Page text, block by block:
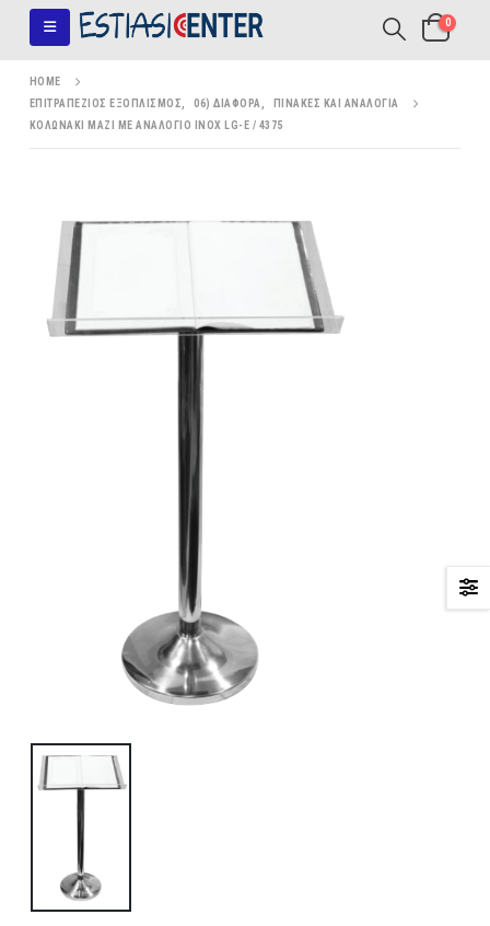
0
HOME
ΕΠΙΤΡΑΠΈΖΙΟΣ ΕΞΟΠΛΙΣΜΌΣ
06) ΔΙΆΦΟΡΑ
ΠΊΝΑΚΕΣ ΚΑΙ ΑΝΑΛΌΓΙΑ
ΚΟΛΩΝΑΚΙ ΜΑΖΙ ΜΕ ΑΝΑΛΟΓΙΟ ΙΝΟΧ LG-E / 4375